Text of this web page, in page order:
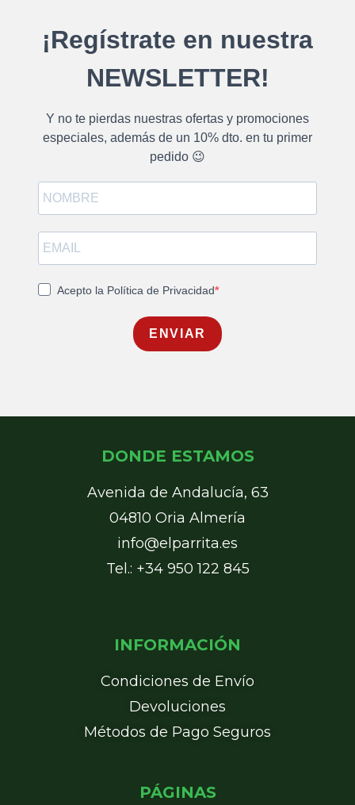
¡Regístrate en nuestra
NEWSLETTER!
Y no te pierdas nuestras ofertas y promociones
especiales, además de un 10% dto. en tu primer
pedido 😉
Acepto la Política de Privacidad
ENVIAR
DONDE ESTAMOS
Avenida de Andalucía, 63
04810 Oria Almería
info@elparrita.es
Tel.: +34 950 122 845
INFORMACIÓN
Condiciones de Envío
Devoluciones
Métodos de Pago Seguros
PÁGINAS